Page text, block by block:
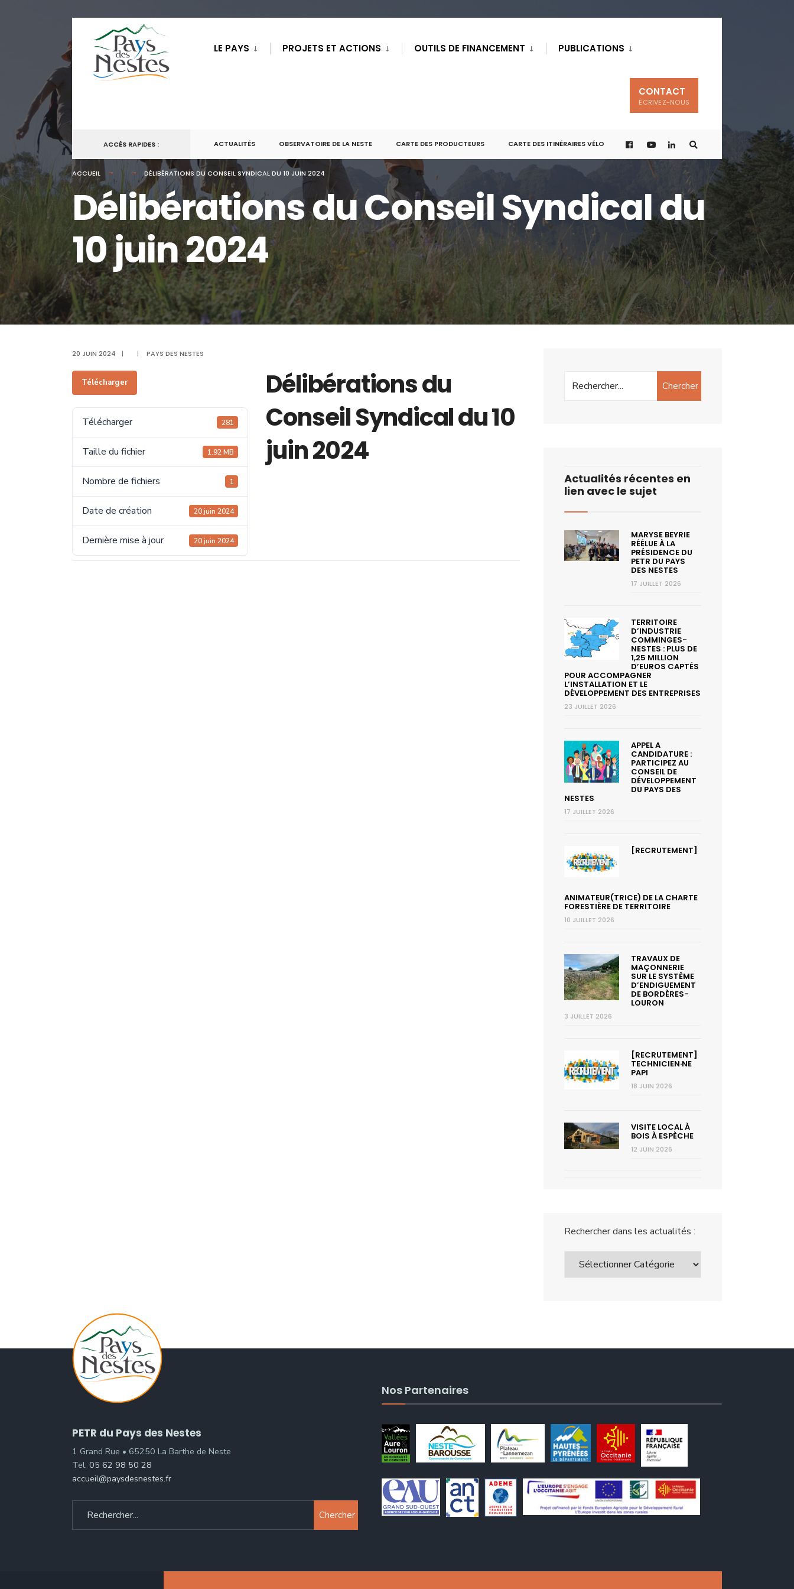
LE PAYS PROJETS ET ACTIONS OUTILS DE FINANCEMENT PUBLICATIONS
CONTACT
ÉCRIVEZ-NOUS
ACCÈS RAPIDES : ACTUALITÉS OBSERVATOIRE DE LA NESTE CARTE DES PRODUCTEURS CARTE DES ITINÉRAIRES VÉLO
ACCUEIL DÉLIBÉRATIONS DU CONSEIL SYNDICAL DU 10 JUIN 2024
Délibérations du Conseil Syndical du
10 juin 2024
20 JUIN 2024 | | PAYS DES NESTES
Télécharger
Télécharger 281
Taille du fichier 1.92 MB
Nombre de fichiers 1
Date de création 20 juin 2024
Dernière mise à jour 20 juin 2024
Délibérations du
Conseil Syndical du 10
juin 2024
Chercher
Actualités récentes en
lien avec le sujet
MARYSE BEYRIE
RÉÉLUE À LA
PRÉSIDENCE DU
PETR DU PAYS
DES NESTES
17 JUILLET 2026
TERRITOIRE
D’INDUSTRIE
COMMINGES-
NESTES : PLUS DE
1,25 MILLION
D’EUROS CAPTÉS
POUR ACCOMPAGNER
L’INSTALLATION ET LE
DÉVELOPPEMENT DES ENTREPRISES
23 JUILLET 2026
APPEL A
CANDIDATURE :
PARTICIPEZ AU
CONSEIL DE
DÉVELOPPEMENT
DU PAYS DES
NESTES
17 JUILLET 2026
[RECRUTEMENT]
ANIMATEUR(TRICE) DE LA CHARTE
FORESTIÈRE DE TERRITOIRE
10 JUILLET 2026
TRAVAUX DE
MAÇONNERIE
SUR LE SYSTÈME
D’ENDIGUEMENT
DE BORDÈRES-
LOURON
3 JUILLET 2026
[RECRUTEMENT]
TECHNICIEN·NE
PAPI
18 JUIN 2026
VISITE LOCAL À
BOIS À ESPÈCHE
12 JUIN 2026
Rechercher dans les actualités :
PETR du Pays des Nestes
1 Grand Rue • 65250 La Barthe de Neste
Tel: 05 62 98 50 28
accueil@paysdesnestes.fr
Chercher
Nos Partenaires